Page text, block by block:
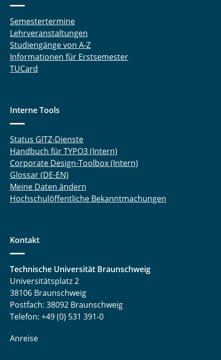
Semestertermine
Lehrveranstaltungen
Studiengänge von A-Z
Informationen für Erstsemester
TUCard
Interne Tools
Status GITZ-Dienste
Handbuch für TYPO3 (Intern)
Corporate Design-Toolbox (Intern)
Glossar (DE-EN)
Meine Daten ändern
Hochschulöffentliche Bekanntmachungen
Kontakt
Technische Universität Braunschweig
Universitätsplatz 2
38106 Braunschweig
Postfach: 38092 Braunschweig
Telefon: +49 (0) 531 391-0
Anreise